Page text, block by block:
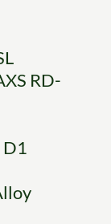
RD-
D1